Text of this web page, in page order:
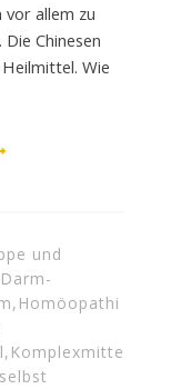
allem zu
Chinesen
Wie
und
, Homöopathi
, Komplexmitte
selbst